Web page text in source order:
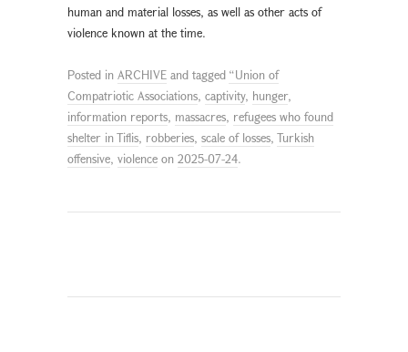
human and material losses, as well as other acts of
violence known at the time.
Posted in ARCHIVE and tagged “Union of
Compatriotic Associations, captivity, hunger,
information reports, massacres, refugees who found
shelter in Tiflis, robberies, scale of losses, Turkish
offensive, violence on 2025-07-24.